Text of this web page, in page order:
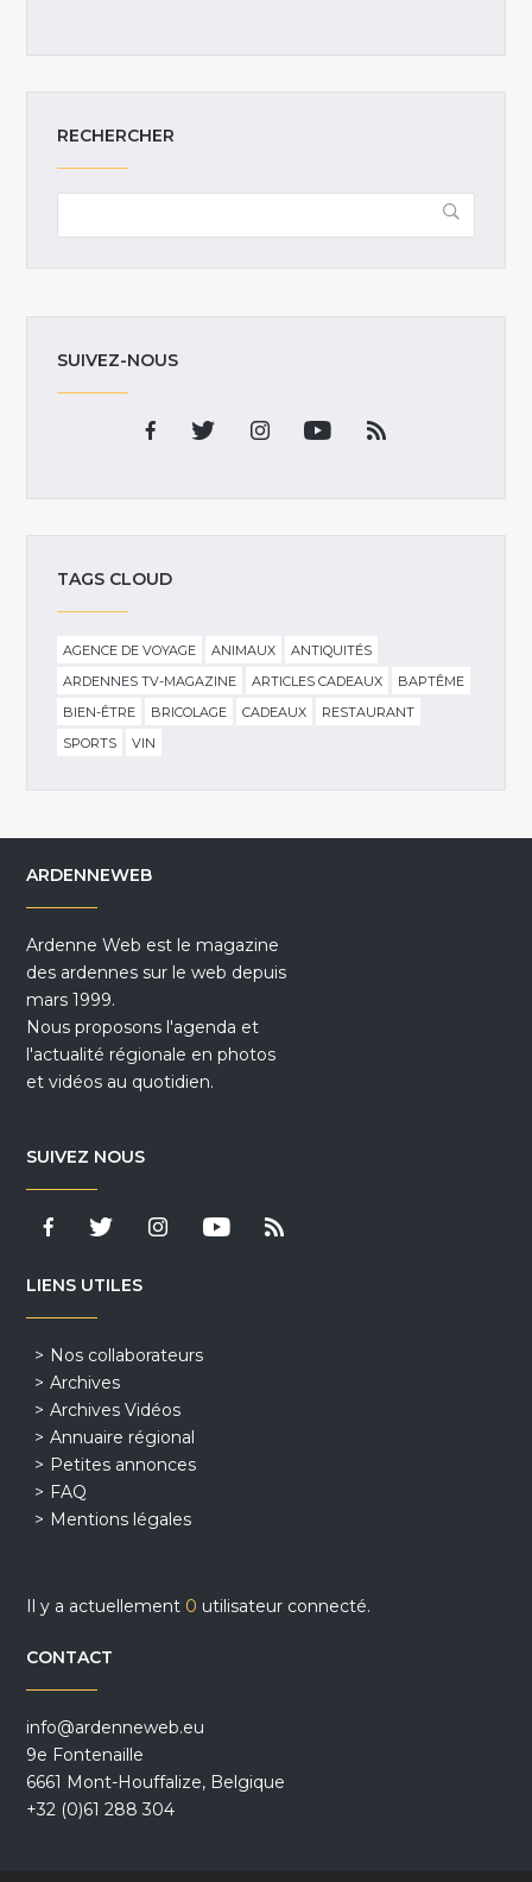
RECHERCHER
SUIVEZ-NOUS
TAGS CLOUD
AGENCE DE VOYAGE ANIMAUX
ANTIQUITÉS
ARDENNES TV-MAGAZINE
ARTICLES CADEAUX
BAPTÊME
BIEN-ÊTRE
BRICOLAGE CADEAUX
RESTAURANT
SPORTS
VIN
ARDENNEWEB
Ardenne Web est le magazine
des ardennes sur le web depuis
mars 1999.
Nous proposons l'agenda et
l'actualité régionale en photos
et vidéos au quotidien.
SUIVEZ NOUS
LIENS UTILES
Nos collaborateurs
Archives
Archives Vidéos
Annuaire régional
Petites annonces
FAQ
Mentions légales
Il y a actuellement 0 utilisateur connecté.
CONTACT
info@ardenneweb.eu
9e Fontenaille
6661 Mont-Houffalize, Belgique
+32 (0)61 288 304